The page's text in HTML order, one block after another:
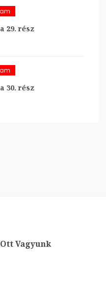
29. rész
30. rész
Vagyunk